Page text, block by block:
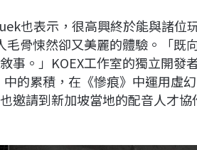
也表示，很高興終於能與諸位
骨悚然卻又美麗的體驗。「既
事。」KOEX工作室的獨立開發
的累積，在《慘痕》中運用虛
邀請到新加坡當地的配音人才協